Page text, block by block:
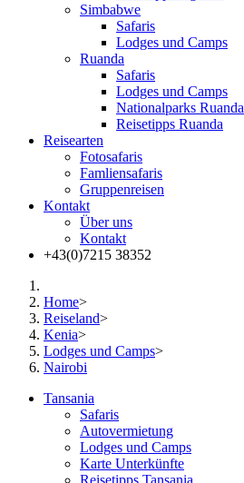
Simbabwe
Safaris
Lodges und Camps
Ruanda
Safaris
Lodges und Camps
Nationalparks Ruanda
Reisetipps Ruanda
Reisearten
Fotosafaris
Famliensafaris
Gruppenreisen
Kontakt
Über uns
Kontakt
+43(0)7215 38352
Home>
Reiseland>
Kenia>
Lodges und Camps>
Nairobi
Tansania
Safaris
Autovermietung
Lodges und Camps
Karte Unterkünfte
Reisetipps Tansania